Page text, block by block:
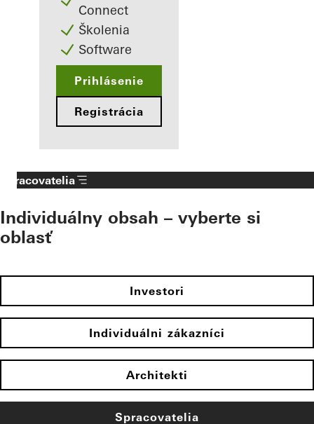
Connect
Školenia
Software
Prihlásenie
Registrácia
Spracovatelia
Individuálny obsah – vyberte si
oblasť
Investori
Individuálni zákazníci
Architekti
Spracovatelia